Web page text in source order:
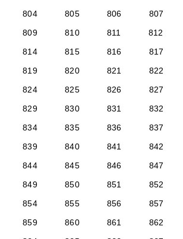
804
805 806 807
809
810 811 812
814
815 816 817
819
820 821 822
824
825 826 827
829
830 831 832
834
835 836 837
839
840 841 842
844
845 846 847
849
850 851 852
854
855 856 857
859
860 861 862